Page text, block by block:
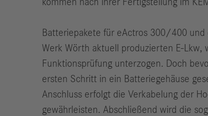
kommen nach ihrer Fertigstellung im
Batteriepakete für eActros 300/400
Werk Wörth aktuell produzierten E-
Funktionsprüfung unterzogen. Doch
ersten Schritt in ein Batteriegehäuse
Anschluss erfolgt die Verkabelung der
gewährleisten. Abschließend wird die